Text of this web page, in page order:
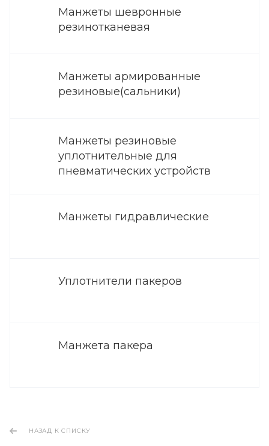
Манжеты шевронные
резинотканевая
Манжеты армированные
резиновые(сальники)
Манжеты резиновые
уплотнительные для
пневматических устройств
Манжеты гидравлические
Уплотнители пакеров
Манжета пакера
НАЗАД К СПИСКУ